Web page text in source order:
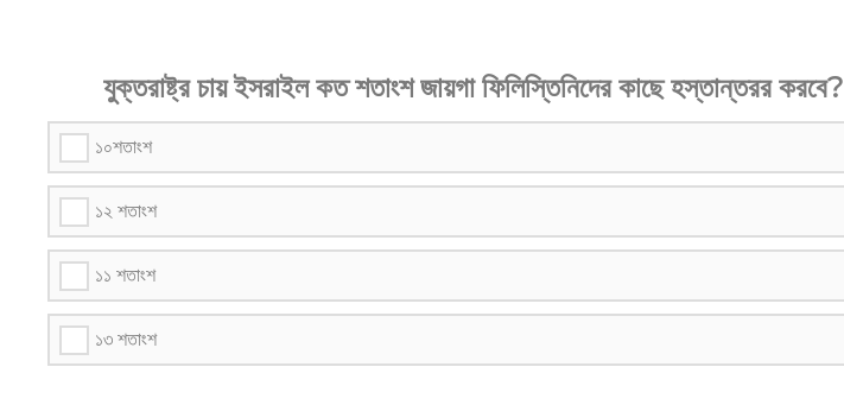
যুক্তরাষ্ট্র চায় ইসরাইল কত শতাংশ জায়গা ফিলিস্তিনিদের কাছে হস্তান্তরর করবে?
১০শতাংশ
১২ শতাংশ
১১ শতাংশ
১৩ শতাংশ